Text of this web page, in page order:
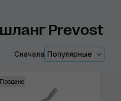
Prevost
Сначала Популярные
Продано